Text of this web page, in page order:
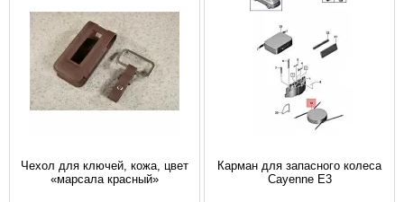
Чехол для ключей, кожа, цвет
«марсала красный»
Карман для запасного колеса
Cayenne E3